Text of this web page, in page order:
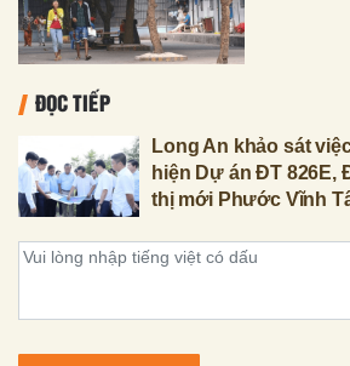
ĐỌC TIẾP
Long An khảo sát
hiện Dự án ĐT 826E,
thị mới Phước Vĩnh